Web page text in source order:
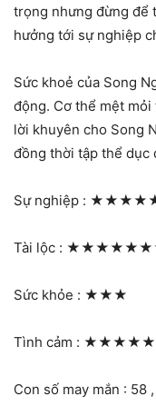
trọng nhưng đừng để
hưởng tới sự nghiệp
Sức khoẻ của Song
động. Cơ thể mệt
lời khuyên cho Song
đồng thời tập thể dục
Sự nghiệp :
Tài lộc :
Sức khỏe : ★★★
Tình cảm : ★★★★★
Con số may mắn : 58